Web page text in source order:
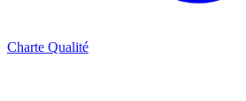
Charte Qualité